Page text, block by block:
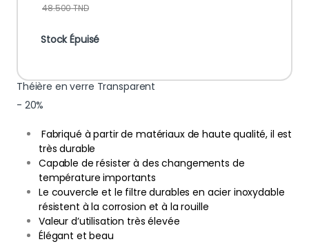
Théière en verre Transparent
- 20%
48.500TND
Stock Épuisé
Fabriqué à partir de matériaux de haute qualité, il est
très durable
Capable de résister à des changements de
température importants
Le couvercle et le filtre durables en acier inoxydable
résistent à la corrosion et à la rouille
Valeur d’utilisation très élevée
Élégant et beau